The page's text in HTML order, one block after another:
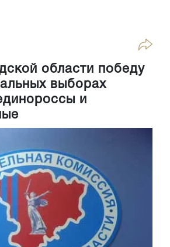
области победу
выборах
и